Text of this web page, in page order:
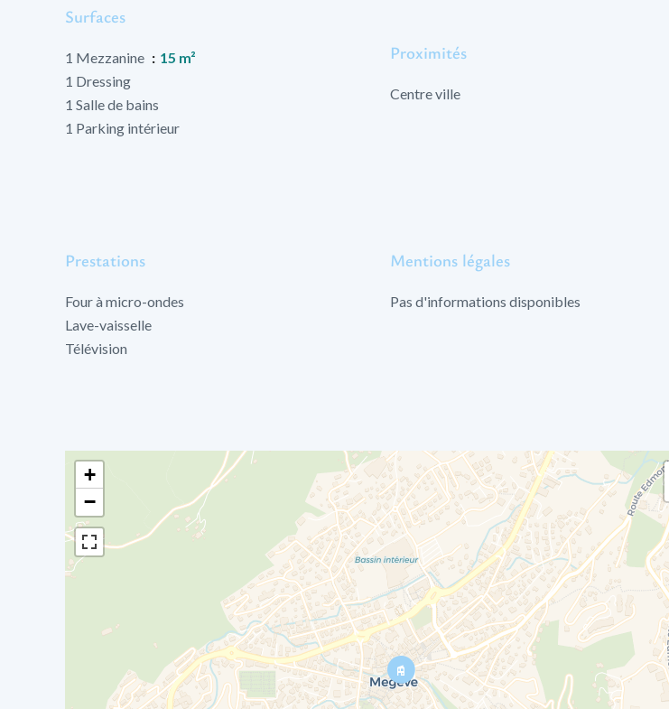
Surfaces
1 Mezzanine
15 m²
1 Dressing
1 Salle de bains
1 Parking intérieur
Proximités
Centre ville
Prestations
Four à micro-ondes
Lave-vaisselle
Télévision
Mentions légales
Pas d'informations disponibles
+
−